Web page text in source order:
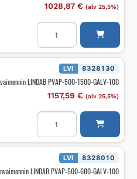
1028,87 € (alv 25,5%)
Äänenvaimennin
LINDAB
500-
1200-
GALV-
määrä
LVI 8328130
LINDAB PVAP-500-1500-GALV-100
1157,59 € (alv 25,5%)
Äänenvaimennin
LINDAB
500-
1500-
GALV-
määrä
LVI 8328010
LINDAB PVAP-500-600-GALV-100